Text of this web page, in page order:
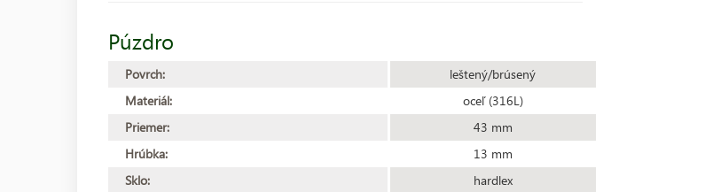
Púzdro
Povrch:
leštený/brúsený
Materiál:
oceľ (316L)
Priemer:
43 mm
Hrúbka:
13 mm
Sklo:
hardlex